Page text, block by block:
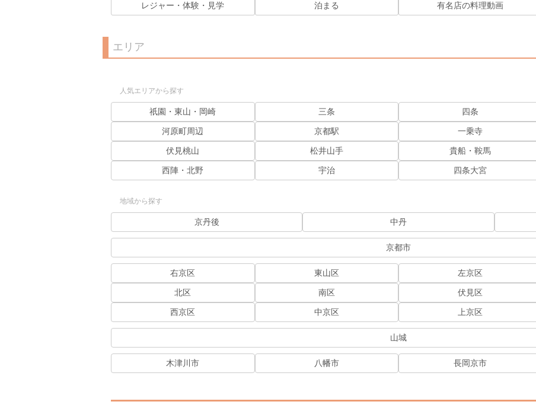
レジャー・体験・見学 泊まる 有名店の料理動画
エリア
人気エリアから探す
祇園・東山・岡崎 三条 四条
河原町周辺 京都駅 一乗寺
伏見桃山 松井山手 貴船・鞍馬
西陣・北野 宇治 四条大宮
地域から探す
京丹後 中丹
京都市
右京区 東山区 左京区
北区 南区 伏見区
西京区 中京区 上京区
山城
木津川市 八幡市 長岡京市